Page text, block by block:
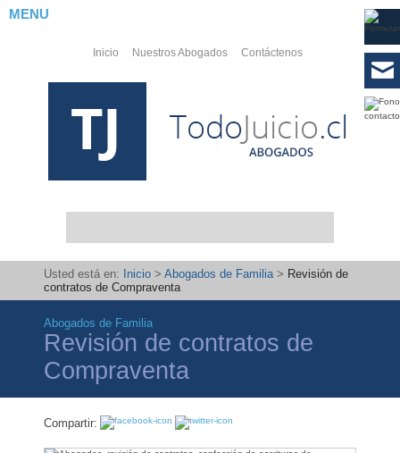
Inicio Nuestros Abogados Contáctenos
Abogados
Laborales
Abogados
Penales
MENU
Usted está en: Inicio > Abogados de Familia> Revisión de
contratos de Compraventa
Abogados de Familia
Revisión de contratos de
Compraventa
Compartir: